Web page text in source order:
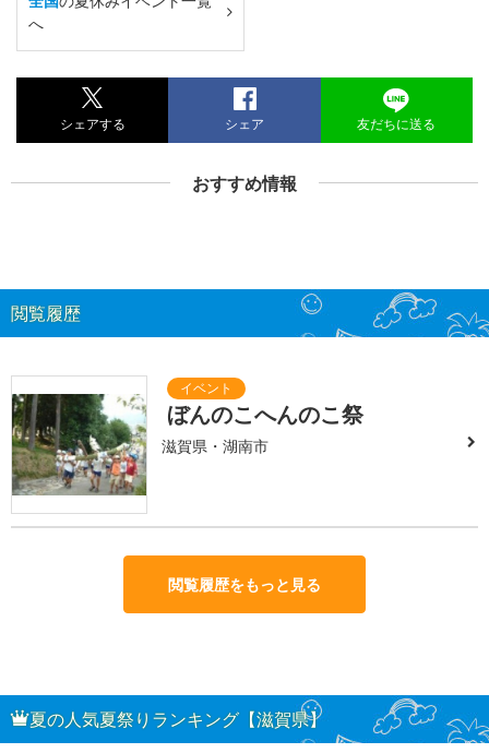
へ
シェアする シェア 友だちに送る
おすすめ情報
閲覧履歴
ぼんのこへんのこ祭
滋賀県・湖南市
閲覧履歴をもっと見る
夏の人気夏祭りランキング【滋賀県】